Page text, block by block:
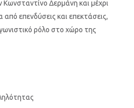
Κωνσταντίνο Δερμάνη και μέχρι
επενδύσεις και επεκτάσεις,
ρόλο στο χώρο της